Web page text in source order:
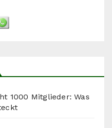
1000 Mitglieder: Was